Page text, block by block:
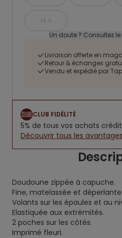
14 A
Un doute ? Consultez le
Livraison offerte en
Retour & échanges
Vendu et expédié par
CLUB FIDÉLITÉ
5% de tous vos achats
Découvrir tous les avantages
Doudoune zippée à capuche.
Fine, matelassée et déperlante.
Volants sur les épaules et au
Elastiquée aux extrémités.
2 poches sur les côtés.
Imprimé fleuri.